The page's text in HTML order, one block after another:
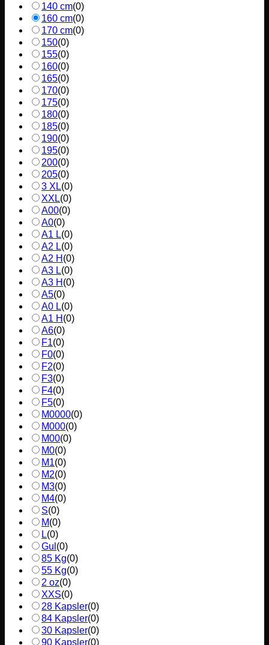
140 cm(0)
160 cm(0)
170 cm(0)
150(0)
155(0)
160(0)
165(0)
170(0)
175(0)
180(0)
185(0)
190(0)
195(0)
200(0)
205(0)
3 XL(0)
XXL(0)
A00(0)
A0(0)
A1 L(0)
A2 L(0)
A2 H (0)
A3 L(0)
A3 H (0)
A5(0)
A0 L(0)
A1 H (0)
A6(0)
F1(0)
F0(0)
F2(0)
F3(0)
F4(0)
F5(0)
M0000(0)
M000(0)
M00(0)
M0(0)
M1(0)
M2(0)
M3(0)
M4(0)
S(0)
M(0)
L(0)
Gul (0)
85 Kg(0)
55 Kg(0)
2 oz(0)
XXS(0)
28 Kapsler(0)
84 Kapsler(0)
30 Kapsler(0)
90 Kapsler(0)